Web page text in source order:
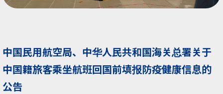
中国民用航空局、中华人民共和国海关总署关于
中国籍旅客乘坐航班回国前填报防疫健康信息的
公告